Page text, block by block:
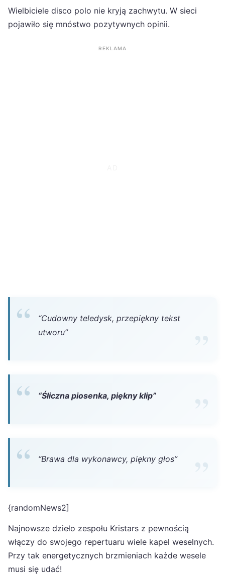
Wielbiciele disco polo nie kryją zachwytu. W sieci
pojawiło się mnóstwo pozytywnych opinii.
REKLAMA
“Cudowny teledysk, przepiękny tekst
utworu”
“Śliczna piosenka, piękny klip”
“Brawa dla wykonawcy, piękny głos”
{randomNews2]
Najnowsze dzieło zespołu Kristars z pewnością
włączy do swojego repertuaru wiele kapel weselnych.
Przy tak energetycznych brzmieniach każde wesele
musi się udać!